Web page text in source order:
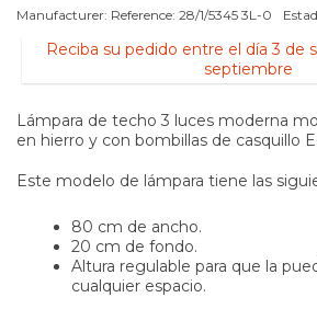
Manufacturer: Reference: 28/1/5345 3L-0
Reciba su pedido entre el día 3 de
septiembre
Lámpara de techo 3 luces moderna
en hierro y con bombillas de casquillo
Este modelo de lámpara tiene las
80 cm de ancho.
20 cm de fondo.
Altura regulable para que la
cualquier espacio.